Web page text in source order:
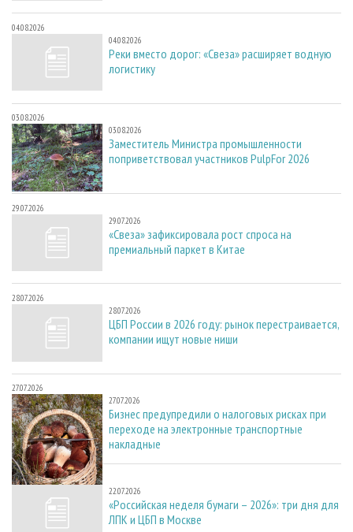
04.08.2026
04.08.2026
Реки вместо дорог: «Свеза» расширяет водную
логистику
03.08.2026
03.08.2026
Заместитель Министра промышленности
поприветствовал участников PulpFor 2026
29.07.2026
29.07.2026
«Свеза» зафиксировала рост спроса на
премиальный паркет в Китае
28.07.2026
28.07.2026
ЦБП России в 2026 году: рынок перестраивается,
компании ищут новые ниши
27.07.2026
27.07.2026
Бизнес предупредили о налоговых рисках при
переходе на электронные транспортные
накладные
22.07.2026
22.07.2026
«Российская неделя бумаги – 2026»: три дня для
ЛПК и ЦБП в Москве